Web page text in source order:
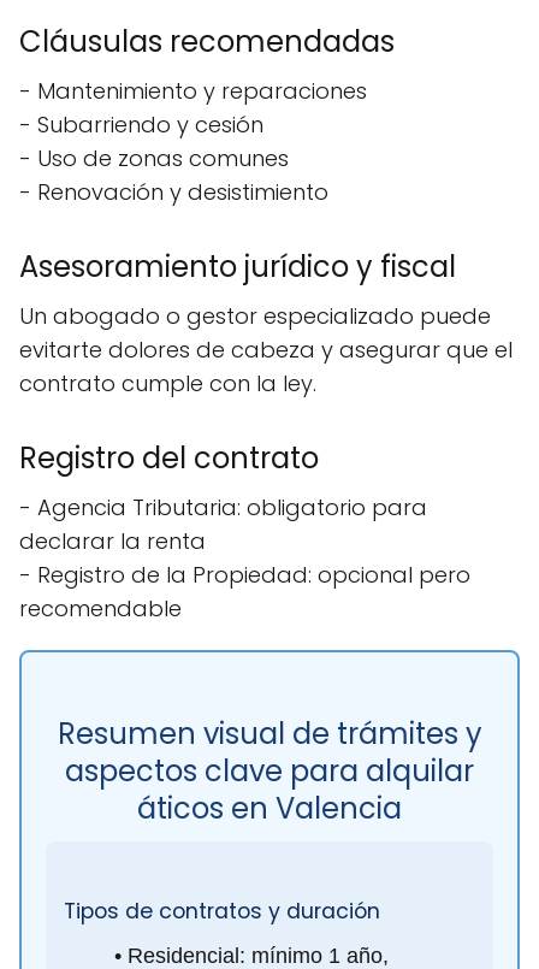
Cláusulas recomendadas
- Mantenimiento y reparaciones
- Subarriendo y cesión
- Uso de zonas comunes
- Renovación y desistimiento
Asesoramiento jurídico y fiscal
Un abogado o gestor especializado puede
evitarte dolores de cabeza y asegurar que el
contrato cumple con la ley.
Registro del contrato
- Agencia Tributaria: obligatorio para
declarar la renta
- Registro de la Propiedad: opcional pero
recomendable
Resumen visual de trámites y
aspectos clave para alquilar
áticos en Valencia
Tipos de contratos y duración
• Residencial: mínimo 1 año,